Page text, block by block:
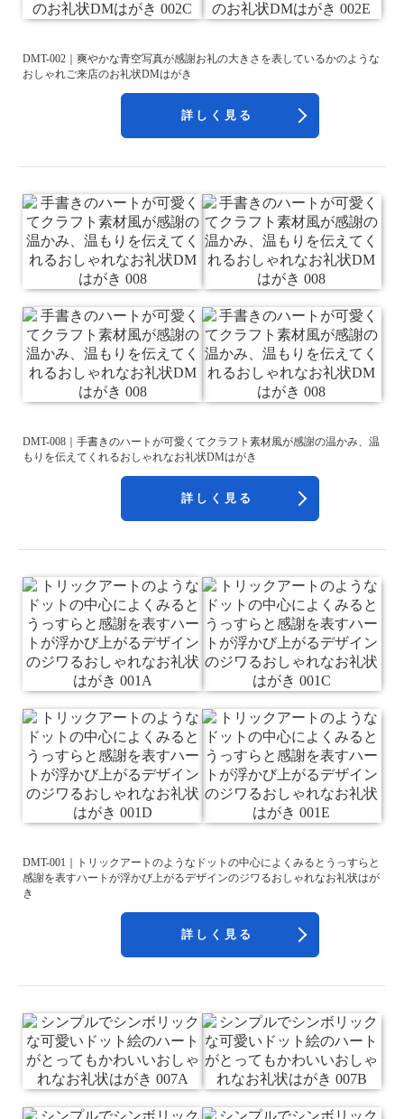
DMT-002｜爽やかな青空写真が感謝お礼の大きさを表しているかのような
おしゃれご来店のお礼状DMはがき
詳しく見る
DMT-008｜手書きのハートが可愛くてクラフト素材風が感謝の温かみ、温
もりを伝えてくれるおしゃれなお礼状DMはがき
詳しく見る
DMT-001｜トリックアートのようなドットの中心によくみるとうっすらと
感謝を表すハートが浮かび上がるデザインのジワるおしゃれなお礼状はが
き
詳しく見る